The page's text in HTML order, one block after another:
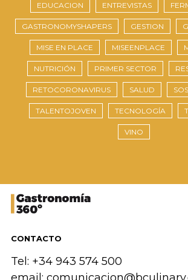
EDUCACION ENTREVISTAS
GASTRONOMYSHAPERS GESTION
MISE EN PLACE MISEENPLACE
NUTRICIÓN PRIMER SECTOR
RETOCORONAVIRUS SALUD
TALENTOJOVEN TECNOLOGÍA
VINO
CONTACTO
Tel: +34 943 574 500
email: